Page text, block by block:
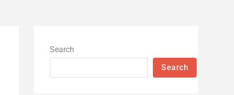
Search
Search